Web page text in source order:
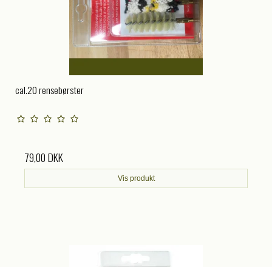
cal.20 rensebørster
79,00 DKK
Vis produkt